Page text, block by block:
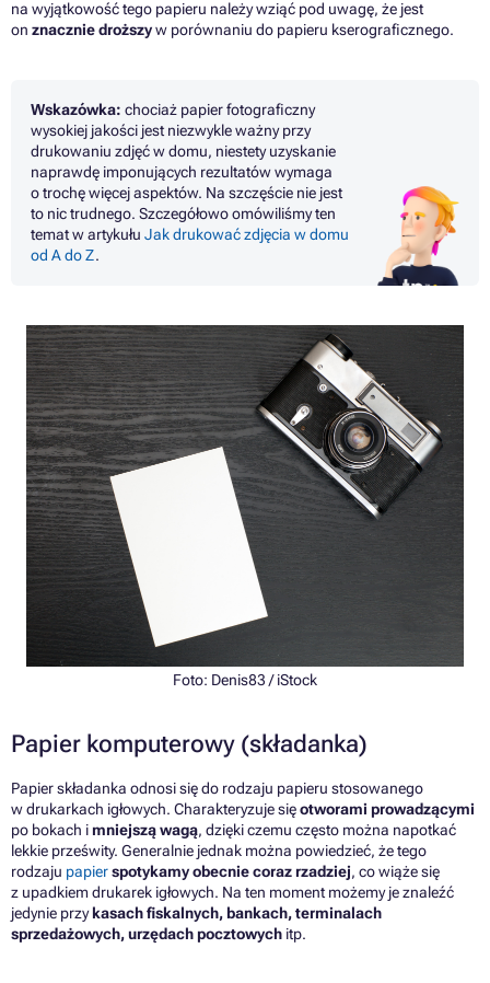
na wyjątkowość tego papieru należy wziąć pod uwagę, że jest
on znacznie droższyw porównaniu do papieru kserograficznego.
Wskazówka: chociaż papier fotograficzny
wysokiej jakości jest niezwykle ważny przy
drukowaniu zdjęć w domu, niestety ​​uzyskanie
naprawdę imponujących rezultatów wymaga
o trochę więcej aspektów. Na szczęście nie jest
to nic trudnego. Szczegółowo omówiliśmy ten
temat w artykułu Jak drukować zdjęcia w domu
od A do Z.
Foto: Denis83 / iStock
Papier komputerowy (składanka)
Papier składanka odnosi się do rodzaju papieru stosowanego
w drukarkach igłowych. Charakteryzuje sięotworami prowadzącymi
po bokach imniejszą wagą, dzięki czemu często można napotkać
lekkie prześwity. Generalnie jednak można powiedzieć, że tego
rodzaju papierspotykamy obecnie coraz rzadziej, co wiąże się
z upadkiem drukarek igłowych. Na ten moment możemy je znaleźć
jedynie przykasach fiskalnych, bankach, terminalach
sprzedażowych, urzędach pocztowych itp.